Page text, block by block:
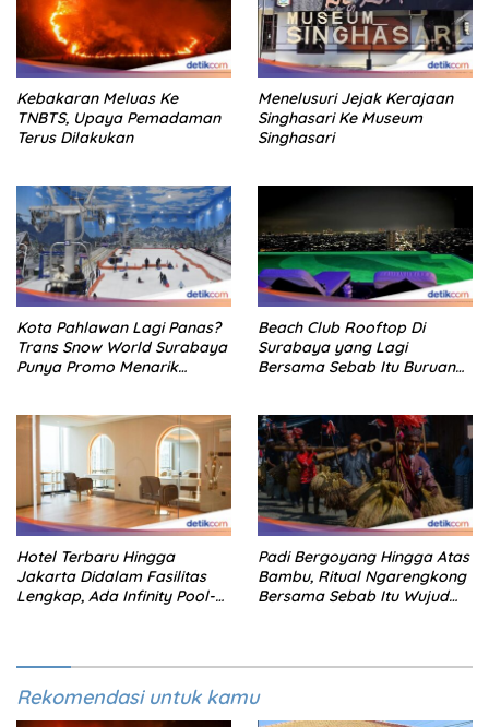
Kebakaran Meluas Ke
TNBTS, Upaya Pemadaman
Terus Dilakukan
Menelusuri Jejak Kerajaan
Singhasari Ke Museum
Singhasari
Kota Pahlawan Lagi Panas?
Trans Snow World Surabaya
Punya Promo Menarik
Beach Club Rooftop Di
Surabaya yang Lagi
Bersama Sebab Itu Buruan
Hotel Terbaru Hingga
Jakarta Didalam Fasilitas
Lengkap, Ada Infinity Pool-
Padi Bergoyang Hingga Atas
Bambu, Ritual Ngarengkong
Bersama Sebab Itu Wujud
Rekomendasi untuk kamu